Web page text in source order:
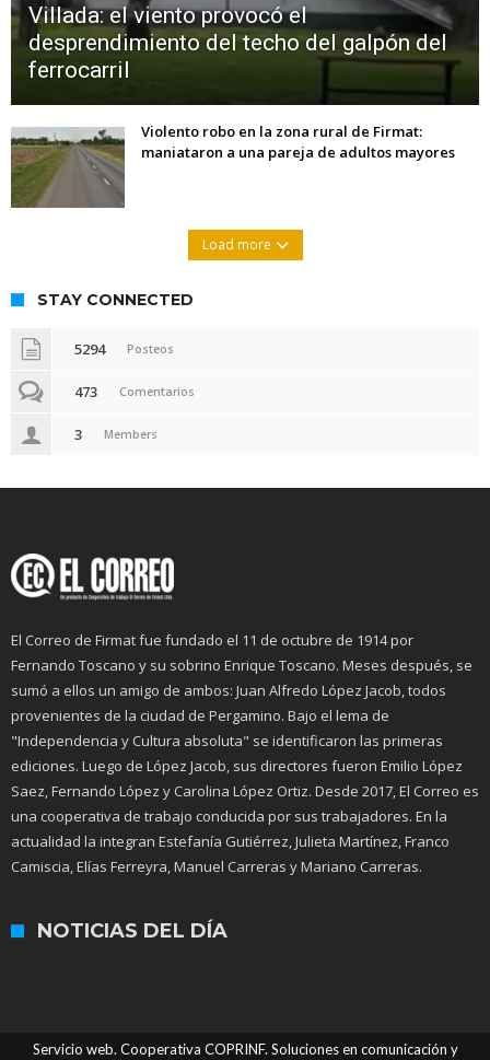
Villada: el viento provocó el
desprendimiento del techo del galpón del
ferrocarril
Violento robo en la zona rural de Firmat:
maniataron a una pareja de adultos mayores
Load more
STAY CONNECTED
5294 Posteos
473 Comentarios
3 Members
El Correo de Firmat fue fundado el 11 de octubre de 1914 por
Fernando Toscano y su sobrino Enrique Toscano. Meses después, se
sumó a ellos un amigo de ambos: Juan Alfredo López Jacob, todos
provenientes de la ciudad de Pergamino. Bajo el lema de
"Independencia y Cultura absoluta" se identificaron las primeras
ediciones. Luego de López Jacob, sus directores fueron Emilio López
Saez, Fernando López y Carolina López Ortiz. Desde 2017, El Correo es
una cooperativa de trabajo conducida por sus trabajadores. En la
actualidad la integran Estefanía Gutiérrez, Julieta Martínez, Franco
Camiscia, Elías Ferreyra, Manuel Carreras y Mariano Carreras.
NOTICIAS DEL DÍA
Servicio web. Cooperativa COPRINF. Soluciones en comunicación y